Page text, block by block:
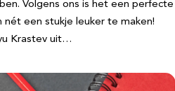
Volgens ons is het een perfecte
een stukje leuker te maken!
Krastev uit…